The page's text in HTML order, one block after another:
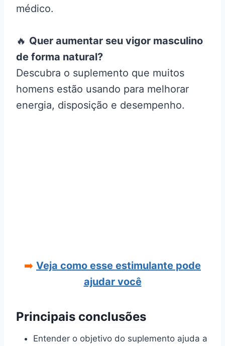
médico.
🔥 Quer aumentar seu vigor masculino
de forma natural?
Descubra o suplemento que muitos
homens estão usando para melhorar
energia, disposição e desempenho.
➡️ Veja como esse estimulante pode
ajudar você
Principais conclusões
Entender o objetivo do suplemento ajuda a